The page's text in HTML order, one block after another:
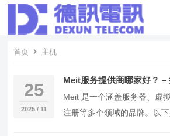
首页 主机
25
2025 / 11
Meit服务提供商哪家好？ –
Meit 是一个涵盖服务器、虚
注册等多个领域的品牌。以